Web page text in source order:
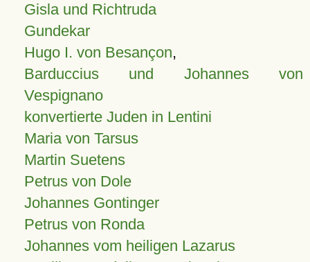
Gisla und Richtruda
Gundekar
Hugo I. von Besançon,
Barduccius und Johannes von
Vespignano
konvertierte Juden in Lentini
Maria von Tarsus
Martin Suetens
Petrus von Dole
Johannes Gontinger
Petrus von Ronda
Johannes vom heiligen Lazarus